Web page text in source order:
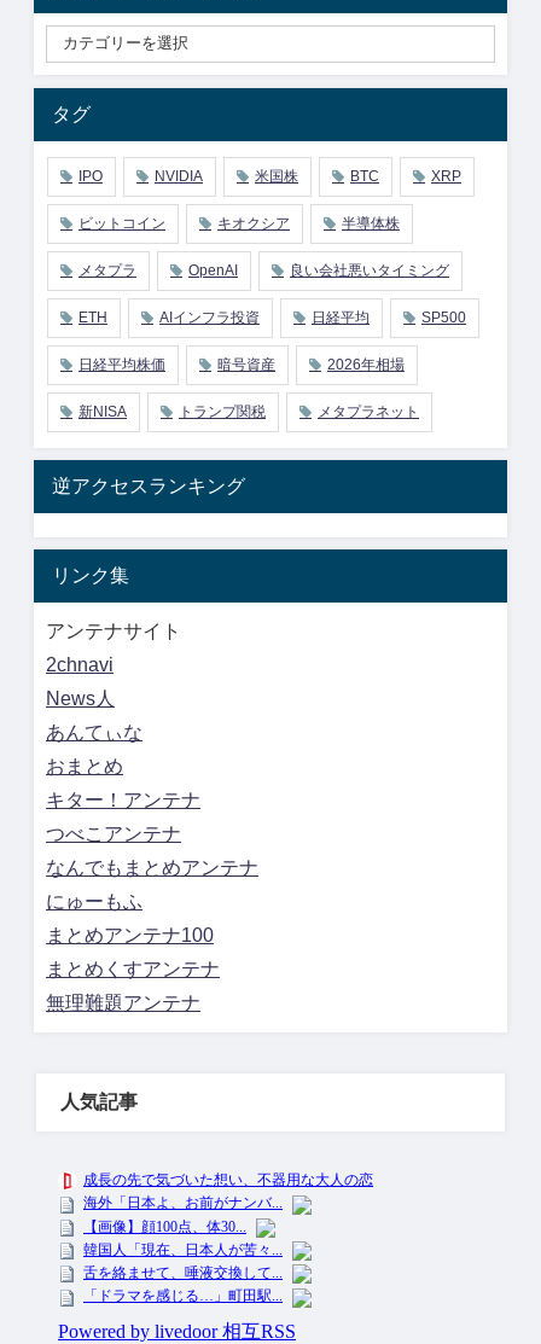
タグ
IPO NVIDIA 米国株 BTC XRP
ビットコイン キオクシア 半導体株
メタプラ OpenAI 良い会社悪いタイミング
ETH AIインフラ投資 日経平均 SP500
日経平均株価 暗号資産 2026年相場
新NISA トランプ関税 メタプラネット
逆アクセスランキング
リンク集
アンテナサイト
2chnavi
News人
あんてぃな
おまとめ
キター！アンテナ
つべこアンテナ
なんでもまとめアンテナ
にゅーもふ
まとめアンテナ100
まとめくすアンテナ
無理難題アンテナ
人気記事